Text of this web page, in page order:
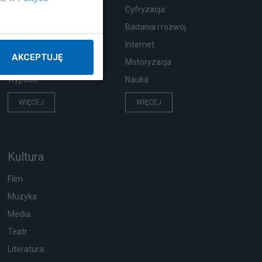
Ekologia
Wypadki
WIĘCEJ
Cyfryzacja
Badania i rozwój
Internet
Motoryzacja
Nauka
WIĘCEJ
Kultura
Film
Muzyka
Media
Teatr
Literatura
AKCEPTUJĘ